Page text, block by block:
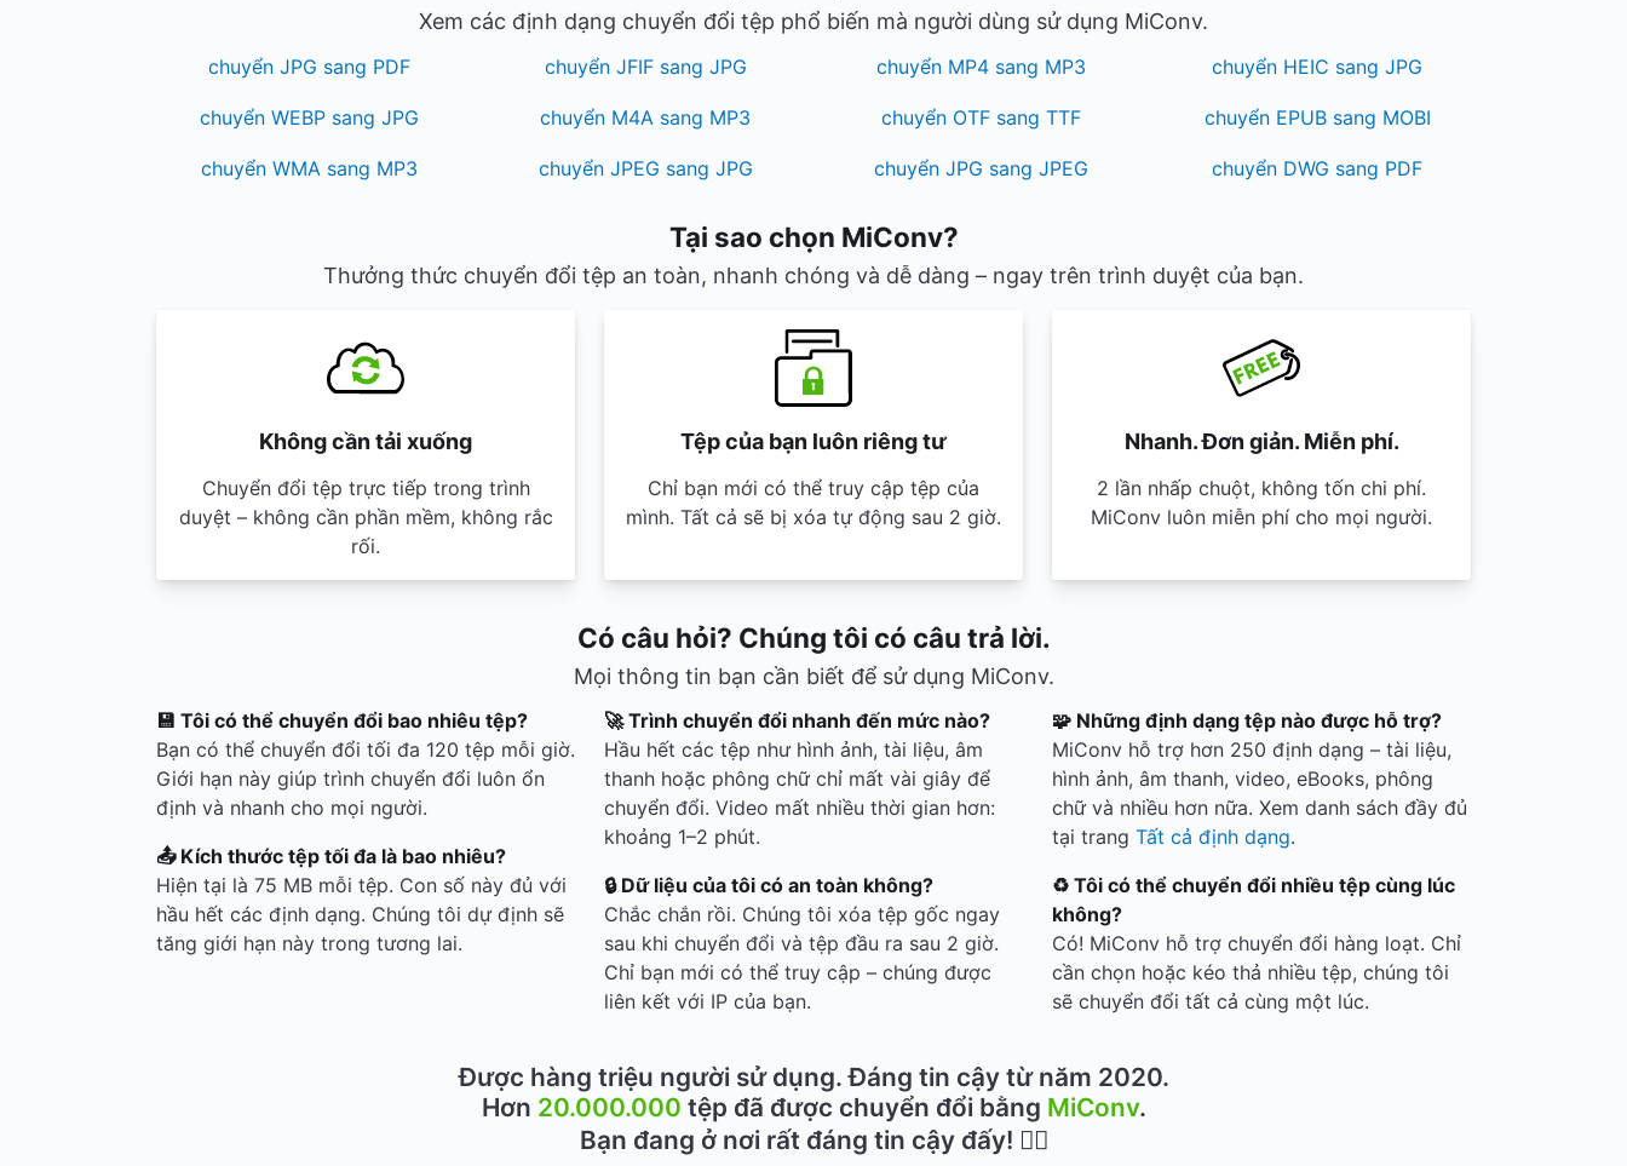
Xem các định dạng chuyển đổi tệp phổ biến mà người dùng sử dụng MiConv.
chuyển JPG sang PDF chuyển JFIF sang JPG chuyển MP4 sang MP3 chuyển HEIC sang JPG
chuyển WEBP sang JPG chuyển M4A sang MP3 chuyển OTF sang TTF chuyển EPUB sang MOBI
chuyển WMA sang MP3 chuyển JPEG sang JPG chuyển JPG sang JPEG chuyển DWG sang PDF
Tại sao chọn MiConv?
Thưởng thức chuyển đổi tệp an toàn, nhanh chóng và dễ dàng – ngay trên trình duyệt của bạn.
Không cần tải xuống
Chuyển đổi tệp trực tiếp trong trình
duyệt – không cần phần mềm, không rắc
rối.
Tệp của bạn luôn riêng tư
Chỉ bạn mới có thể truy cập tệp của
mình. Tất cả sẽ bị xóa tự động sau 2 giờ.
Nhanh. Đơn giản. Miễn phí.
2 lần nhấp chuột, không tốn chi phí.
MiConv luôn miễn phí cho mọi người.
Có câu hỏi? Chúng tôi có câu trả lời.
Mọi thông tin bạn cần biết để sử dụng MiConv.
💾 Tôi có thể chuyển đổi bao nhiêu tệp?
Bạn có thể chuyển đổi tối đa 120 tệp mỗi giờ.
Giới hạn này giúp trình chuyển đổi luôn ổn
định và nhanh cho mọi người.
📤 Kích thước tệp tối đa là bao nhiêu?
Hiện tại là 75 MB mỗi tệp. Con số này đủ với
hầu hết các định dạng. Chúng tôi dự định sẽ
tăng giới hạn này trong tương lai.
🚀 Trình chuyển đổi nhanh đến mức nào?
Hầu hết các tệp như hình ảnh, tài liệu, âm
thanh hoặc phông chữ chỉ mất vài giây để
chuyển đổi. Video mất nhiều thời gian hơn:
khoảng 1–2 phút.
🔒 Dữ liệu của tôi có an toàn không?
Chắc chắn rồi. Chúng tôi xóa tệp gốc ngay
sau khi chuyển đổi và tệp đầu ra sau 2 giờ.
Chỉ bạn mới có thể truy cập – chúng được
liên kết với IP của bạn.
🧩 Những định dạng tệp nào được hỗ trợ?
MiConv hỗ trợ hơn 250 định dạng – tài liệu,
hình ảnh, âm thanh, video, eBooks, phông
chữ và nhiều hơn nữa. Xem danh sách đầy đủ
tại trang Tất cả định dạng.
♻️ Tôi có thể chuyển đổi nhiều tệp cùng lúc
không?
Có! MiConv hỗ trợ chuyển đổi hàng loạt. Chỉ
cần chọn hoặc kéo thả nhiều tệp, chúng tôi
sẽ chuyển đổi tất cả cùng một lúc.
Được hàng triệu người sử dụng. Đáng tin cậy từ năm 2020.
Hơn 20.000.000 tệp đã được chuyển đổi bằng MiConv.
Bạn đang ở nơi rất đáng tin cậy đấy! 👍🏻